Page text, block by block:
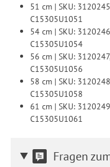
51 cm | SKU:
C15305U1051
54 cm | SKU:
C15305U1054
56 cm | SKU:
C15305U1056
58 cm | SKU:
C15305U1058
61 cm | SKU:
C15305U1061
Fragen